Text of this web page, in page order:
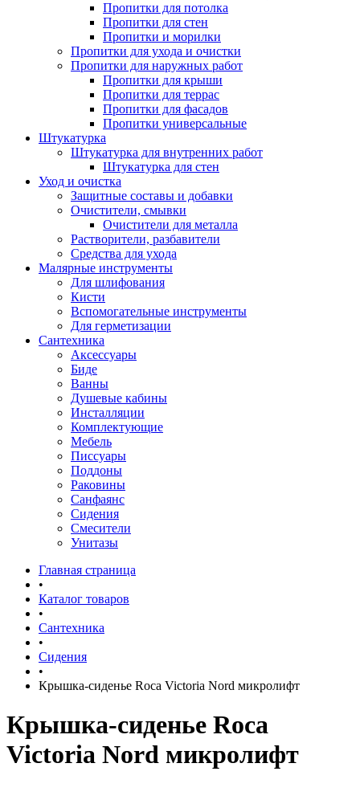
Пропитки для потолка
Пропитки для стен
Пропитки и морилки
Пропитки для ухода и очистки
Пропитки для наружных работ
Пропитки для крыши
Пропитки для террас
Пропитки для фасадов
Пропитки универсальные
Штукатурка
Штукатурка для внутренних работ
Штукатурка для стен
Уход и очистка
Защитные составы и добавки
Очистители, смывки
Очистители для металла
Растворители, разбавители
Средства для ухода
Малярные инструменты
Для шлифования
Кисти
Вспомогательные инструменты
Для герметизации
Сантехника
Аксессуары
Биде
Ванны
Душевые кабины
Инсталляции
Комплектующие
Мебель
Писсуары
Поддоны
Раковины
Санфаянс
Сидения
Смесители
Унитазы
Главная страница
•
Каталог товаров
•
Сантехника
•
Сидения
•
Крышка-сиденье Roca Victoria Nord микролифт
Крышка-сиденье Roca
Victoria Nord микролифт